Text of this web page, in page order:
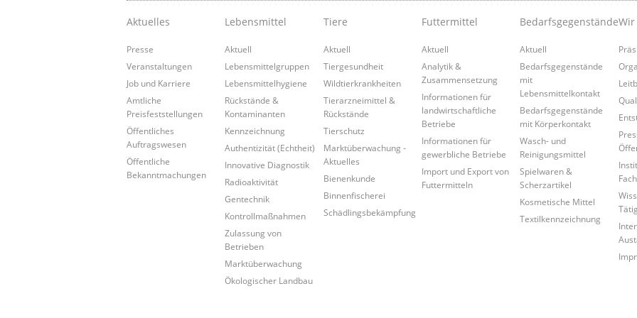
Aktuelles
Presse
Veranstaltungen
Job und Karriere
Amtliche
Preisfeststellungen
Öffentliches
Auftragswesen
Öffentliche
Bekanntmachungen
Lebensmittel
Aktuell
Lebensmittelgruppen
Lebensmittelhygiene
Rückstände &
Kontaminanten
Kennzeichnung
Authentizität (Echtheit)
Innovative Diagnostik
Radioaktivität
Gentechnik
Kontrollmaßnahmen
Zulassung von
Betrieben
Marktüberwachung
Ökologischer Landbau
Tiere
Aktuell
Tiergesundheit
Wildtierkrankheiten
Tierarzneimittel &
Rückstände
Tierschutz
Marktüberwachung -
Aktuelles
Bienenkunde
Binnenfischerei
Schädlingsbekämpfung
Futtermittel
Aktuell
Analytik &
Zusammensetzung
Informationen für
landwirtschaftliche
Betriebe
Informationen für
gewerbliche Betriebe
Import und Export von
Futtermitteln
Bedarfsgegenstände
Aktuell
Bedarfsgegenstände
mit
Lebensmittelkontakt
Bedarfsgegenstände
mit Körperkontakt
Wasch- und
Reinigungsmittel
Spielwaren &
Scherzartikel
Kosmetische Mittel
Textilkennzeichnung